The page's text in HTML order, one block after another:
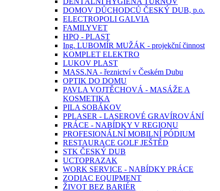
DOMOV DŮCHODCŮ ČESKÝ DUB, p.o.
ELECTROPOLI GALVIA
FAMILYVET
HPQ - PLAST
Ing. LUBOMÍR MUŽÁK - projekční činnost
KOMPLET ELEKTRO
LUKOV PLAST
MASS.NA - řeznictví v Českém Dubu
OPTIK DO DOMU
PAVLA VOJTĚCHOVÁ - MASÁŽE A
KOSMETIKA
PILA SOBÁKOV
PPLASER - LASEROVÉ GRAVÍROVÁNÍ
PRÁCE - NABÍDKY V REGIONU
PROFESIONÁLNÍ MOBILNÍ PÓDIUM
RESTAURACE GOLF JEŠTĚD
STK ČESKÝ DUB
UCTOPRAZAK
WORK SERVICE - NABÍDKY PRÁCE
ZODIAC EQUIPMENT
ŽIVOT BEZ BARIÉR